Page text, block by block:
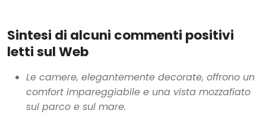
Sintesi di alcuni commenti positivi
letti sul Web
Le camere, elegantemente decorate, offrono un
comfort impareggiabile e una vista mozzafiato
sul parco e sul mare.